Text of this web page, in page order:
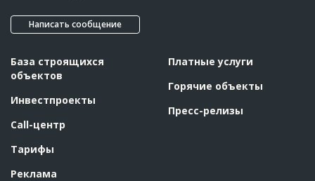
Написать сообщение
База строящихся
объектов
Инвестпроекты
Call-центр
Тарифы
Реклама
Платные услуги
Горячие объекты
Пресс-релизы